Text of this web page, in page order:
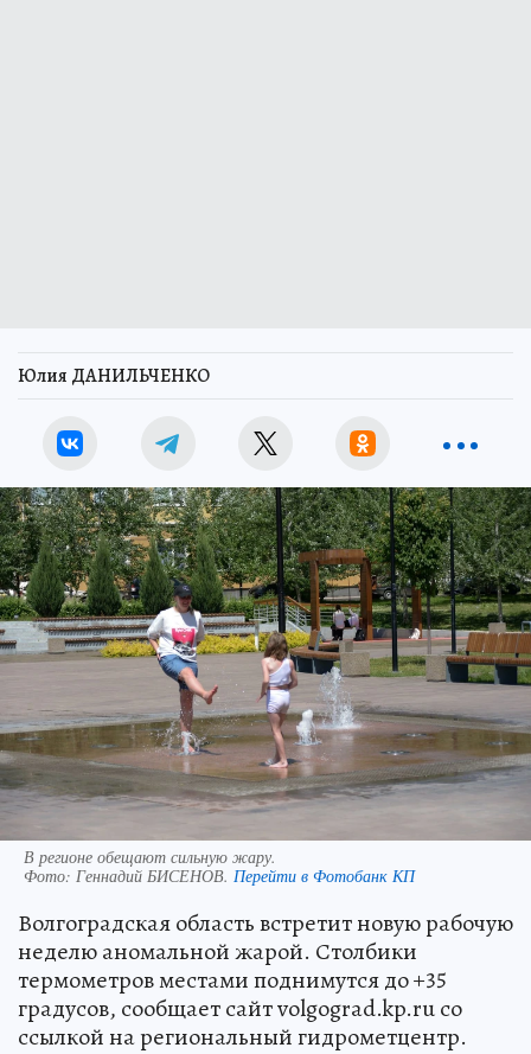
Юлия ДАНИЛЬЧЕНКО
В регионе обещают сильную жару.
Фото: Геннадий БИСЕНОВ. Перейти в Фотобанк КП
Волгоградская область встретит новую рабочую
неделю аномальной жарой. Столбики
термометров местами поднимутся до +35
градусов, сообщает сайт volgograd.kp.ru со
ссылкой на региональный гидрометцентр.